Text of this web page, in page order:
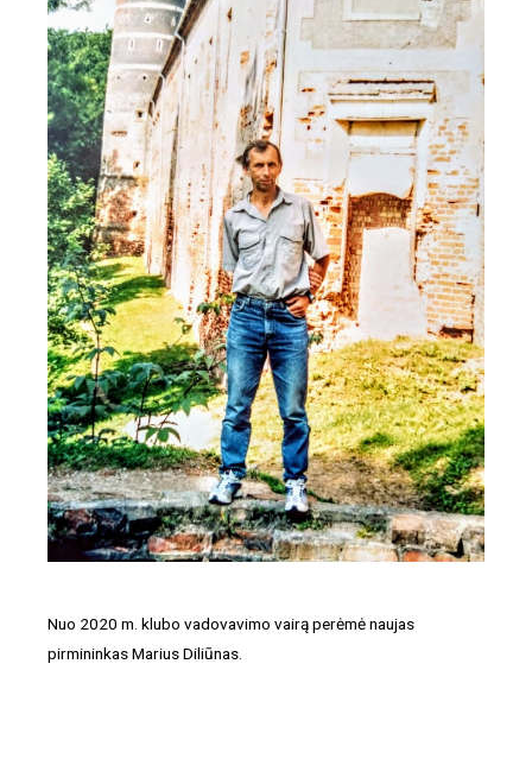
Nuo 2020 m. klubo vadovavimo vairą perėmė naujas
pirmininkas Marius Diliūnas.